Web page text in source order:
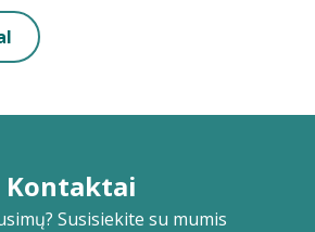
Kontaktai
Susisiekite su mumis